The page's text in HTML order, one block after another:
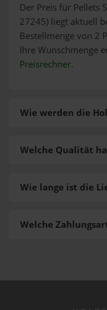
Der Preis für Pellets
27245) liegt aktuell
Bestellmenge von 2
Ihre Wunschmenge
Preisrechner.
Wie werden die
Welche
Welche Qualität
Wie lange ist die